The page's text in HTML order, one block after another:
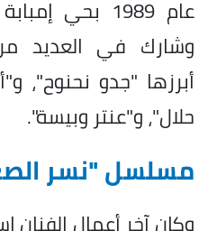
عام 1989
وشارك في العديد من
أبرزها "جدو نحنوح"،
حلال"، و"عنتر وبيسة".
مسلسل "نسر